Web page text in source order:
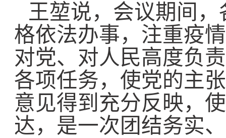
王堃说，会议期间
格依法办事，注重疫
对党、对人民高度负
各项任务，使党的主
意见得到充分反映，
达，是一次团结务实